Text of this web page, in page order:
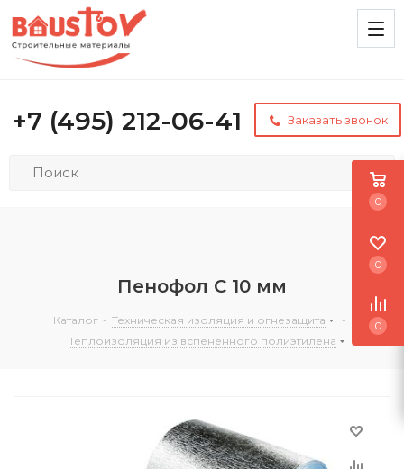
+7 (495) 212-06-41 Заказать звонок
Пенофол С 10 мм
Каталог - Техническая изоляция и огнезащита
-
Теплоизоляция из вспененного полиэтилена
0
0
0